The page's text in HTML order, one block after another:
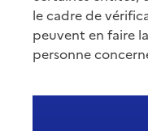
le cadre de
peuvent en faire
personne